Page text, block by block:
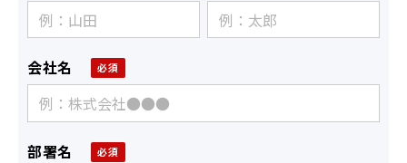
会社名
部署名